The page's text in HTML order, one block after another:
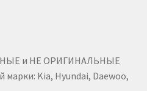
и НЕ ОРИГИНАЛЬНЫЕ
марки: Kia, Hyundai, Daewoo,